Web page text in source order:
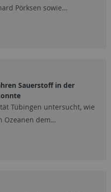
Pörksen sowie…
Sauerstoff in der
Tübingen untersucht, wie
Ozeanen dem…